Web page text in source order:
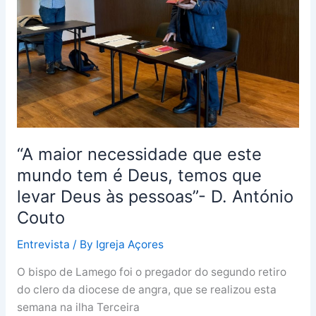
“A maior necessidade que este
mundo tem é Deus, temos que
levar Deus às pessoas”- D. António
Couto
Entrevista / By Igreja Açores
O bispo de Lamego foi o pregador do segundo retiro
do clero da diocese de angra, que se realizou esta
semana na ilha Terceira
mundo
tem
é
Deus,
temos
que
levar
Deus
pessoas”-
D.
António